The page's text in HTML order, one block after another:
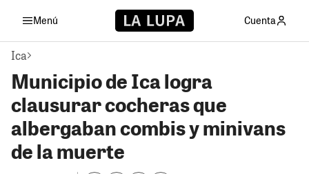
Menú Cuenta
Ica
Municipio de Ica logra
clausurar cocheras que
albergaban combis y minivans
de la muerte